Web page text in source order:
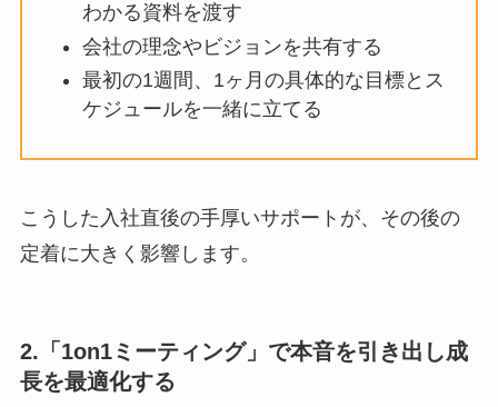
わかる資料を渡す
会社の理念やビジョンを共有する
最初の1週間、1ヶ月の具体的な目標とス
ケジュールを一緒に立てる
こうした入社直後の手厚いサポートが、その後の
定着に大きく影響します。
2.「1on1ミーティング」で本音を引き出し成
長を最適化する